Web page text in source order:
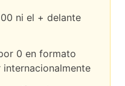
ni el + delante
0 en formato